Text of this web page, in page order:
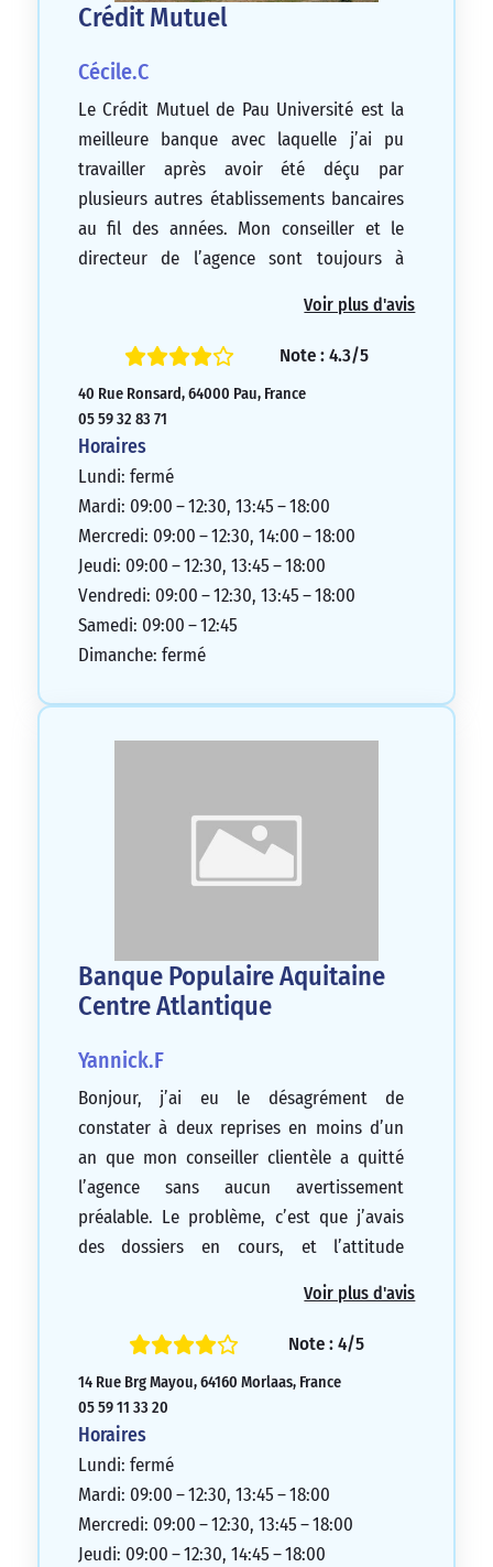
Crédit Mutuel
Cécile.C
Le Crédit Mutuel de Pau Université est la
meilleure banque avec laquelle j’ai pu
travailler après avoir été déçu par
plusieurs autres établissements bancaires
au fil des années. Mon conseiller et le
directeur de l’agence sont toujours à
email ou téléphone. Je recommande
vivement cette agence ainsi que tous les
remercie pour votre travail, votre
implication, mais surtout pour votre sens
de l’écoute. Cordialement.
Voir plus d'avis
Note : 4.3/5
40 Rue Ronsard, 64000 Pau, France
05 59 32 83 71
Horaires
Lundi: fermé
Mardi: 09:00 – 12:30, 13:45 – 18:00
Mercredi: 09:00 – 12:30, 14:00 – 18:00
Jeudi: 09:00 – 12:30, 13:45 – 18:00
Vendredi: 09:00 – 12:30, 13:45 – 18:00
Samedi: 09:00 – 12:45
Dimanche: fermé
Banque Populaire Aquitaine
Centre Atlantique
Yannick.F
Bonjour, j’ai eu le désagrément de
constater à deux reprises en moins d’un
an que mon conseiller clientèle a quitté
l’agence sans aucun avertissement
préalable. Le problème, c’est que j’avais
des dossiers en cours, et l’attitude
n’a pas daigné présenter ses excuses,
argumentant que nous étions trop
Voir plus d'avis
Note : 4/5
14 Rue Brg Mayou, 64160 Morlaas, France
05 59 11 33 20
Horaires
Lundi: fermé
Mardi: 09:00 – 12:30, 13:45 – 18:00
Mercredi: 09:00 – 12:30, 13:45 – 18:00
Jeudi: 09:00 – 12:30, 14:45 – 18:00